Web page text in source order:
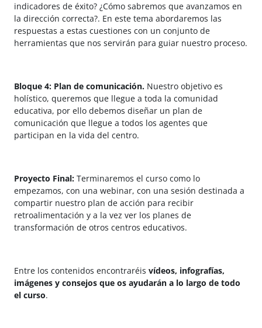
indicadores de éxito? ¿Cómo sabremos que avanzamos en
la dirección correcta?. En este tema abordaremos las
respuestas a estas cuestiones con un conjunto de
herramientas que nos servirán para guiar nuestro proceso.
Bloque 4: Plan de comunicación. Nuestro objetivo es
holístico, queremos que llegue a toda la comunidad
educativa, por ello debemos diseñar un plan de
comunicación que llegue a todos los agentes que
participan en la vida del centro.
Proyecto Final: Terminaremos el curso como lo
empezamos, con una webinar, con una sesión destinada a
compartir nuestro plan de acción para recibir
retroalimentación y a la vez ver los planes de
transformación de otros centros educativos.
Entre los contenidos encontraréis vídeos, infografías,
imágenes y consejos que os ayudarán a lo largo de todo
el curso.